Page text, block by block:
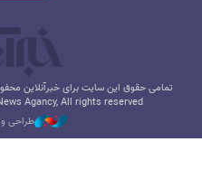
تمامی حقوق این سایت برای خبرآنلاین
Agancy, All rights reserved
طراحی و